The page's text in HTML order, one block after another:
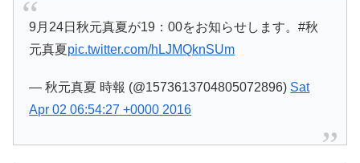
9月24日秋元真夏が19：00をお知らせします。#秋
元真夏pic.twitter.com/hLJMQknSUm
— 秋元真夏 時報 (@1573613704805072896) Sat
Apr 02 06:54:27 +0000 2016